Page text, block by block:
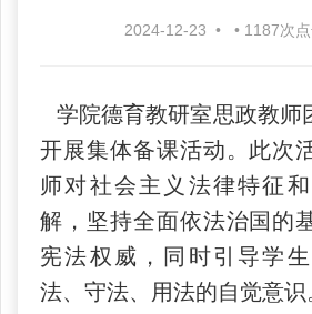
2024-12-23 • • 1187次
学院德育教研室思政教师
开展集体备课活动。此次
师对社会主义法律特征
解，坚持全面依法治国的
宪法权威，同时引导学
法、守法、用法的自觉意识